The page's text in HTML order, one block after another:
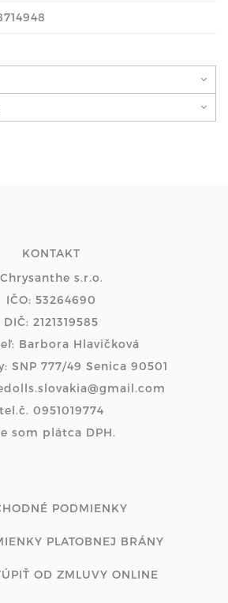
KONTAKT
Chrysanthe s.r.o.
IČO: 53264690
DIČ: 2121319585
Barbora Hlavičková
SNP 777/49 Senica 90501
tel.č. 0951019774
som plátca DPH.
PODMIENKY
PLATOBNEJ BRÁNY
OD ZMLUVY ONLINE